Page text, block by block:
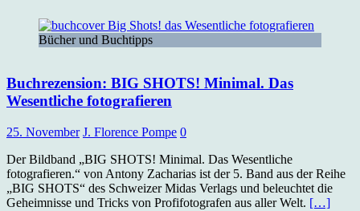
Bücher und Buchtipps
Buchrezension: BIG SHOTS! Minimal. Das
Wesentliche fotografieren
25. November J. Florence Pompe 0
Der Bildband „BIG SHOTS! Minimal. Das Wesentliche
fotografieren.“ von Antony Zacharias ist der 5. Band aus der Reihe
„BIG SHOTS“ des Schweizer Midas Verlags und beleuchtet die
Geheimnisse und Tricks von Profifotografen aus aller Welt. […]